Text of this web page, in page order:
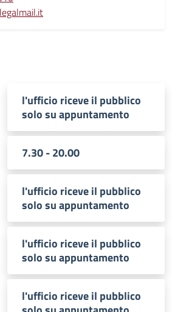
l'ufficio riceve il pubblico
solo su appuntamento
7.30 - 20.00
l'ufficio riceve il pubblico
solo su appuntamento
l'ufficio riceve il pubblico
solo su appuntamento
l'ufficio riceve il pubblico